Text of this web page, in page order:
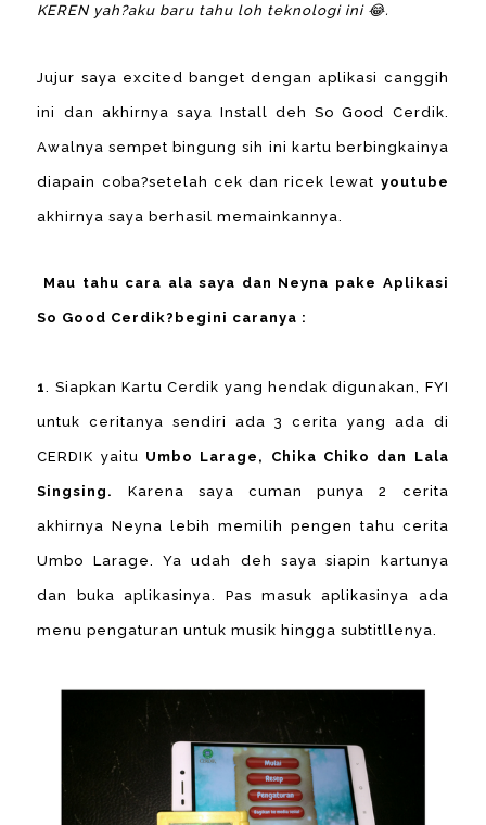
KEREN yah?aku baru tahu loh teknologi ini 😂.
Jujur saya excited banget dengan aplikasi canggih
ini dan akhirnya saya Install deh So Good Cerdik.
Awalnya sempet bingung sih ini kartu berbingkainya
diapain coba?setelah cek dan ricek lewat youtube
akhirnya saya berhasil memainkannya.
Mau tahu cara ala saya dan Neyna pake Aplikasi
So Good Cerdik?begini caranya :
1 . Siapkan Kartu Cerdik yang hendak digunakan, FYI
untuk ceritanya sendiri ada 3 cerita yang ada di
CERDIK yaitu Umbo Larage, Chika Chiko dan Lala
Singsing. Karena saya cuman punya 2 cerita
akhirnya Neyna lebih memilih pengen tahu cerita
Umbo Larage. Ya udah deh saya siapin kartunya
dan buka aplikasinya. Pas masuk aplikasinya ada
menu pengaturan untuk musik hingga subtitllenya.